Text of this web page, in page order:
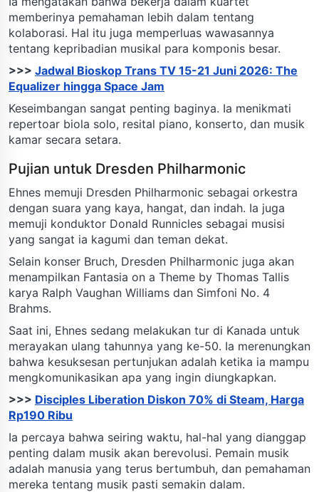
memberinya pemahaman lebih dalam tentang
kolaborasi. Hal itu juga memperluas wawasannya
tentang kepribadian musikal para komponis besar.
>>> Jadwal Bioskop Trans TV 15-21 Juni 2026: The
Equalizer hingga Space Jam
Keseimbangan sangat penting baginya. Ia menikmati
repertoar biola solo, resital piano, konserto, dan musik
kamar secara setara.
Pujian untuk Dresden Philharmonic
Ehnes memuji Dresden Philharmonic sebagai orkestra
dengan suara yang kaya, hangat, dan indah. Ia juga
memuji konduktor Donald Runnicles sebagai musisi
yang sangat ia kagumi dan teman dekat.
Selain konser Bruch, Dresden Philharmonic juga akan
menampilkan Fantasia on a Theme by Thomas Tallis
karya Ralph Vaughan Williams dan Simfoni No. 4
Brahms.
Saat ini, Ehnes sedang melakukan tur di Kanada untuk
merayakan ulang tahunnya yang ke-50. Ia merenungkan
bahwa kesuksesan pertunjukan adalah ketika ia mampu
mengkomunikasikan apa yang ingin diungkapkan.
>>> Disciples Liberation Diskon 70% di Steam, Harga
Rp190 Ribu
Ia percaya bahwa seiring waktu, hal-hal yang dianggap
penting dalam musik akan berevolusi. Pemain musik
adalah manusia yang terus bertumbuh, dan pemahaman
mereka tentang musik pasti semakin dalam.